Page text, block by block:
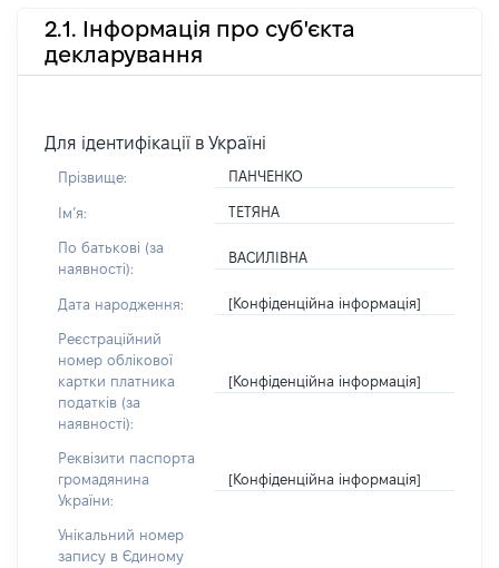
2.1. Інформація про суб'єкта
декларування
Для ідентифікації в Україні
Прізвище: ПАНЧЕНКО
Імʼя: ТЕТЯНА
По батькові (за
наявності):
ВАСИЛІВНА
Дата народження: [Конфіденційна інформація]
Реєстраційний
номер облікової
картки платника
податків (за
наявності):
[Конфіденційна інформація]
Реквізити паспорта
громадянина
України:
[Конфіденційна інформація]
Унікальний номер
запису в Єдиному